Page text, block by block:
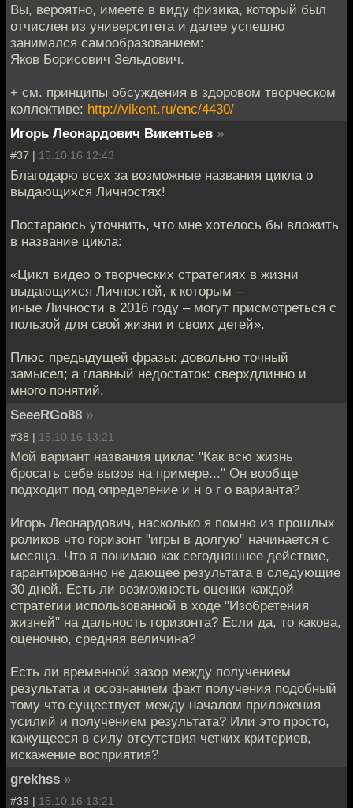
Вы, вероятно, имеете в виду физика, который был
отчислен из университета и далее успешно
занимался самообразованием:
Яков Борисович Зельдович.
+ см. принципы обсуждения в здоровом творческом
коллективе: http://vikent.ru/enc/4430/
Игорь Леонардович Викентьев »
#37 | 15.10.16 12:43
Благодарю всех за возможные названия цикла о
выдающихся Личностях!
Постараюсь уточнить, что мне хотелось бы вложить
в название цикла:
«Цикл видео о творческих стратегиях в жизни
выдающихся Личностей, к которым –
иные Личности в 2016 году – могут присмотреться с
пользой для свой жизни и своих детей».
Плюс предыдущей фразы: довольно точный
замысел; а главный недостаток: сверхдлинно и
много понятий.
SeeeRGo88 »
#38 | 15.10.16 13:21
Мой вариант названия цикла: "Как всю жизнь
бросать себе вызов на примере..." Он вообще
подходит под определение и н о г о варианта?
Игорь Леонардович, насколько я помню из прошлых
роликов что горизонт "игры в долгую" начинается с
месяца. Что я понимаю как сегодняшнее действие,
гарантированно не дающее результата в следующие
30 дней. Есть ли возможность оценки каждой
стратегии использованной в ходе "Изобретения
жизней" на дальность горизонта? Если да, то какова,
оценочно, средняя величина?
Есть ли временной зазор между получением
результата и осознанием факт получения подобный
тому что существует между началом приложения
усилий и получением результата? Или это просто,
кажущееся в силу отсутствия четких критериев,
искажение восприятия?
grekhss »
#39 | 15.10.16 13:21